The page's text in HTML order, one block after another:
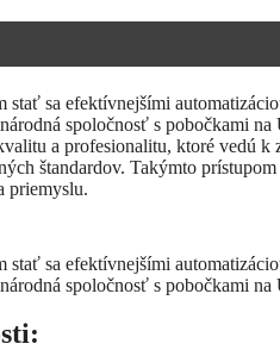
stať sa efektívnejšími
spoločnosť s pobočkami na
a profesionalitu, ktoré vedú
štandardov. Takýmto
priemyslu.
stať sa efektívnejšími
spoločnosť s pobočkami na